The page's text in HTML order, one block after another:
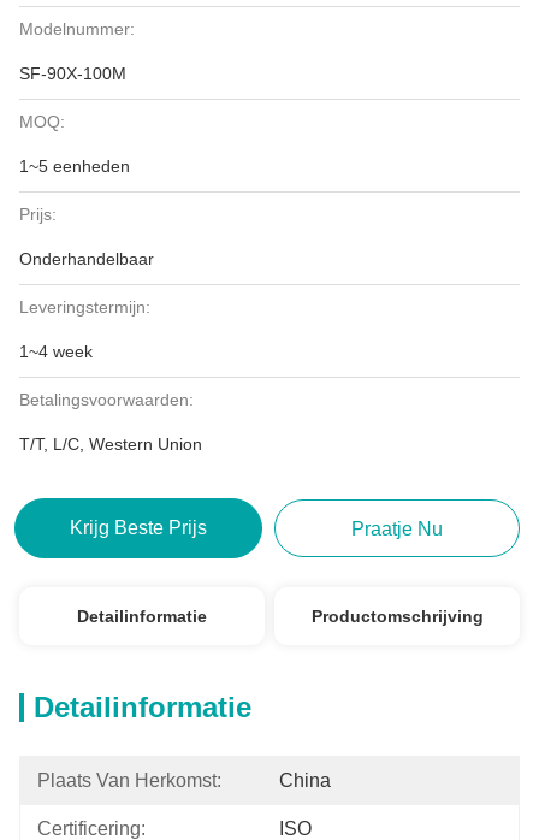
Modelnummer:
SF-90X-100M
MOQ:
1~5 eenheden
Prijs:
Onderhandelbaar
Leveringstermijn:
1~4 week
Betalingsvoorwaarden:
T/T, L/C, Western Union
Krijg Beste Prijs Praatje Nu
Detailinformatie Productomschrijving
Detailinformatie
Plaats Van Herkomst: China
Certificering: ISO